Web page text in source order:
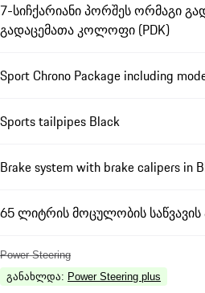
7-სიჩქარიანი პორშეს ორმაგი
გადაცემათა კოლოფი (PDK)
Sport Chrono Package including
Sports tailpipes Black
Brake system with brake calipers in
65 ლიტრის მოცულობის საწვავის
Power Steering
განახლდა: Power Steering plus